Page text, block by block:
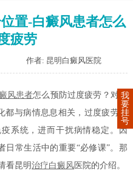
置-白癜风患者怎么
疲劳
作者: 昆明白癜风医院
风患者怎么预防过度疲劳？对于
都与病情息息相关，过度疲劳不
系统，进而干扰病情稳定。因
日常生活中的重要“必修课”。那
看昆明治疗白癜风 医院的介绍。
我
要
挂
号